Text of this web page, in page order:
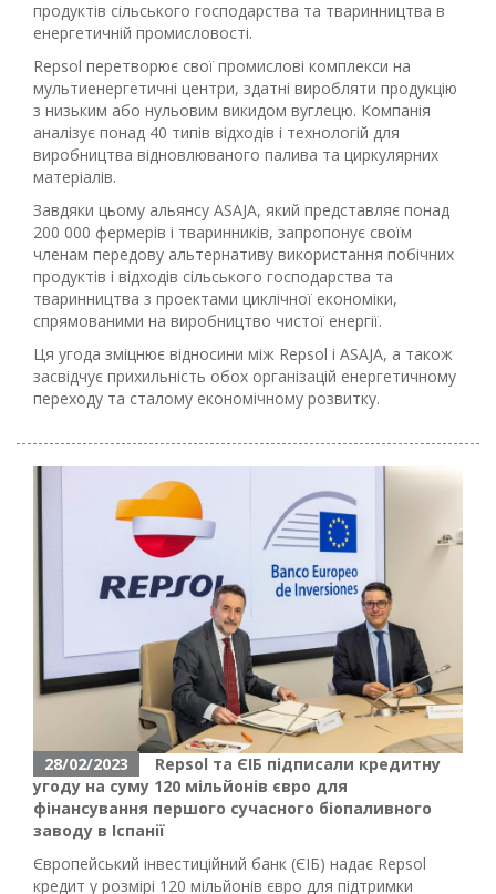
продуктів сільського господарства та тваринництва в
енергетичній промисловості.
Repsol перетворює свої промислові комплекси на
мультиенергетичні центри, здатні виробляти продукцію
з низьким або нульовим викидом вуглецю. Компанія
аналізує понад 40 типів відходів і технологій для
виробництва відновлюваного палива та циркулярних
матеріалів.
Завдяки цьому альянсу ASAJA, який представляє понад
200 000 фермерів і тваринників, запропонує своїм
членам передову альтернативу використання побічних
продуктів і відходів сільського господарства та
тваринництва з проектами циклічної економіки,
спрямованими на виробництво чистої енергії.
Ця угода зміцнює відносини між Repsol і ASAJA, а також
засвідчує прихильність обох організацій енергетичному
переходу та сталому економічному розвитку.
28/02/2023
Repsol та ЄІБ підписали кредитну
угоду на суму 120 мільйонів євро для
фінансування першого сучасного біопаливного
заводу в Іспанії
Європейський інвестиційний банк (ЄІБ) надає Repsol
кредит у розмірі 120 мільйонів євро для підтримки